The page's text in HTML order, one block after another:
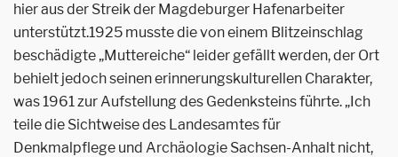
hier aus der Streik der Magdeburger Hafenarbeiter
unterstützt.1925 musste die von einem Blitzeinschlag
beschädigte „Muttereiche“ leider gefällt werden, der Ort
behielt jedoch seinen erinnerungskulturellen Charakter,
was 1961 zur Aufstellung des Gedenksteins führte. „Ich
teile die Sichtweise des Landesamtes für
Denkmalpflege und Archäologie Sachsen-Anhalt nicht,